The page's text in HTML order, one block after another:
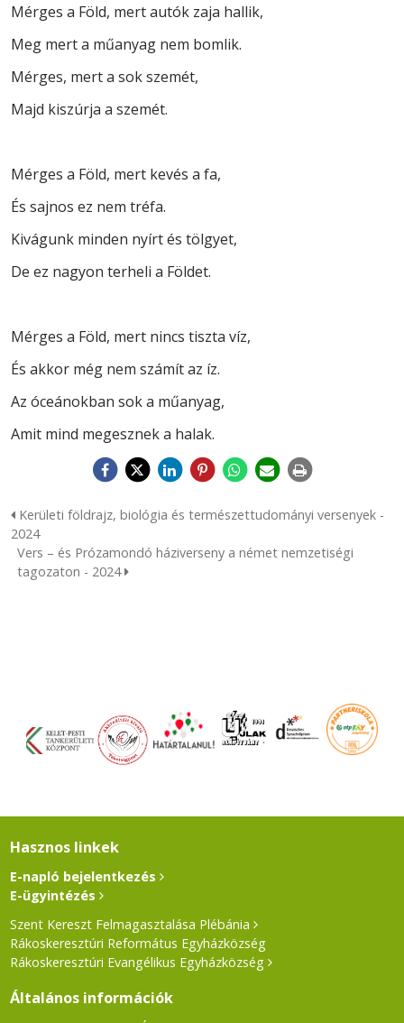
Mérges a Föld, mert autók zaja hallik,
Meg mert a műanyag nem bomlik.
Mérges, mert a sok szemét,
Majd kiszúrja a szemét.
Mérges a Föld, mert kevés a fa,
És sajnos ez nem tréfa.
Kivágunk minden nyírt és tölgyet,
De ez nagyon terheli a Földet.
Mérges a Föld, mert nincs tiszta víz,
És akkor még nem számít az íz.
Az óceánokban sok a műanyag,
Amit mind megesznek a halak.
Kerületi földrajz, biológia és természettudományi versenyek -
2024
Vers – és Prózamondó háziverseny a német nemzetiségi
tagozaton - 2024
Hasznos linkek
E-napló bejelentkezés
E-ügyintézés
Szent Kereszt Felmagasztalása Plébánia
Rákoskeresztúri Református Egyházközség
Rákoskeresztúri Evangélikus Egyházközség
Általános információk